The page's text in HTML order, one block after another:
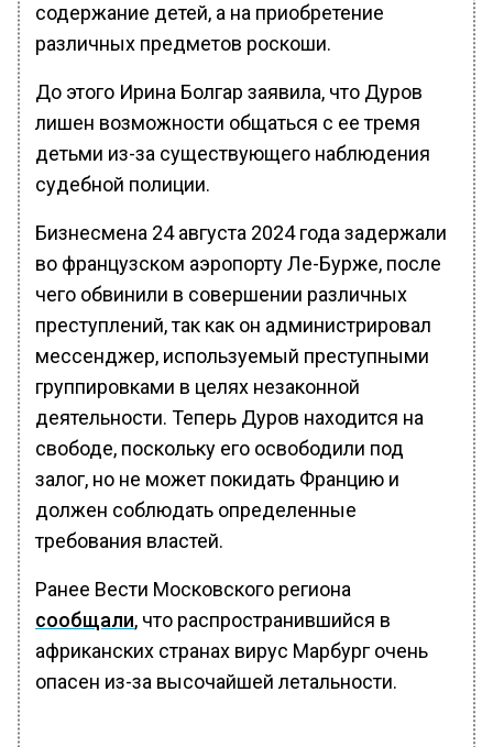
содержание детей, а на приобретение
различных предметов роскоши.
До этого Ирина Болгар заявила, что Дуров
лишен возможности общаться с ее тремя
детьми из-за существующего наблюдения
судебной полиции.
Бизнесмена 24 августа 2024 года задержали
во французском аэропорту Ле-Бурже, после
чего обвинили в совершении различных
преступлений, так как он администрировал
мессенджер, используемый преступными
группировками в целях незаконной
деятельности. Теперь Дуров находится на
свободе, поскольку его освободили под
залог, но не может покидать Францию и
должен соблюдать определенные
требования властей.
Ранее Вести Московского региона
сообщали, что распространившийся в
африканских странах вирус Марбург очень
опасен из-за высочайшей летальности.